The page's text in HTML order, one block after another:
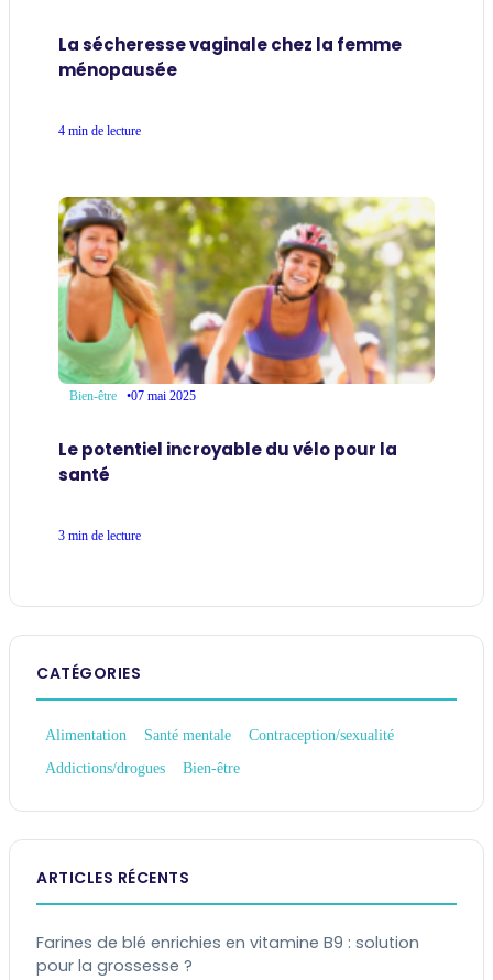
La sécheresse vaginale chez la femme
ménopausée
4 min de lecture
Bien-être •07 mai 2025
Le potentiel incroyable du vélo pour la
santé
3 min de lecture
CATÉGORIES
Alimentation Santé mentale
Contraception/sexualité
Addictions/drogues
Bien-être
ARTICLES RÉCENTS
Farines de blé enrichies en vitamine B9 : solution
pour la grossesse ?